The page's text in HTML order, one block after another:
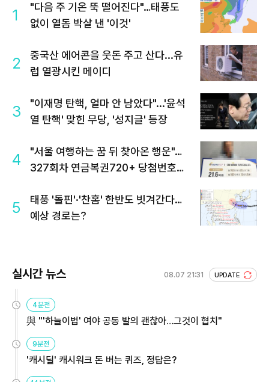
1
"다음 주 기온 뚝 떨어진다"…태풍도
없이 열돔 박살 낸 '이것'
2
중국산 에어콘을 웃돈 주고 산다...유
럽 열광시킨 메이디
3
"이재명 탄핵, 얼마 안 남았다"...'윤석
열 탄핵' 맞힌 무당, '성지글' 등장
4
"서울 여행하는 꿈 뒤 찾아온 행운"…
327회차 연금복권720+ 당첨번호조
5
태풍 '돌핀'·'찬홈' 한반도 빗겨간다…
예상 경로는?
실시간 뉴스 08.07 21:31 UPDATE
4분전
與 "'하늘이법' 여야 공동 발의 괜찮아…그것이 협치"
9분전
'캐시딜' 캐시워크 돈 버는 퀴즈, 정답은?